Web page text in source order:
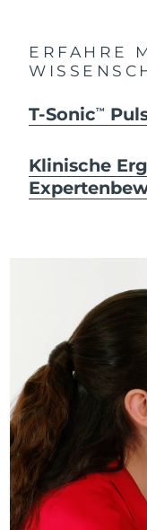
ERFAHRE
T-SonicTM
Klinische